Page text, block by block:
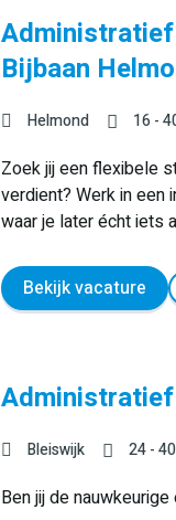
Bijbaan
Helmond 16 -
Zoek jij een flexibele
verdient? Werk in een
waar je later écht iets
Bekijk vacature
Bleiswijk 24 -
Ben jij de